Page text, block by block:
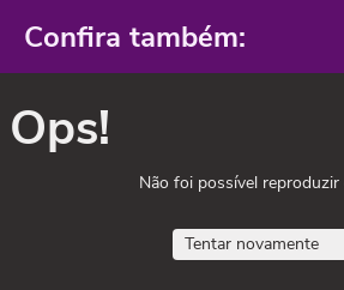
Confira também:
Ops!
Não foi possível reproduzir
Tentar novamente